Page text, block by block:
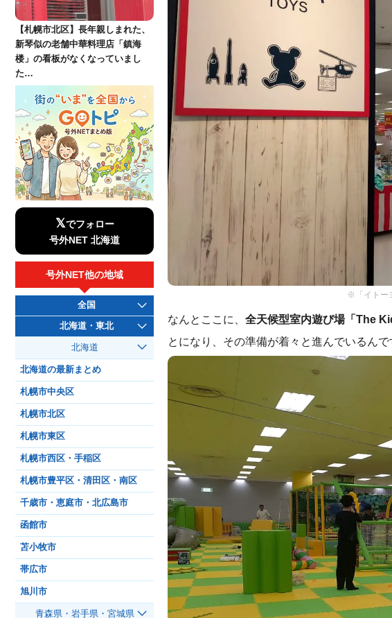
※「イトー
なんとここに、 全天候型室内遊び場「The
とになり、その準備が着々と進んでいるんで
【札幌市北区】長年親しまれた、
新琴似の老舗中華料理店「鎮海
楼」の看板がなくなっていまし
た…
𝕏でフォロー
号外NET 北海道
号外NET他の地域
全国
北海道・東北
北海道
北海道の最新まとめ
札幌市中央区
札幌市北区
札幌市東区
札幌市西区・手稲区
札幌市豊平区・清田区・南区
千歳市・恵庭市・北広島市
函館市
苫小牧市
帯広市
旭川市
青森県・岩手県・宮城県